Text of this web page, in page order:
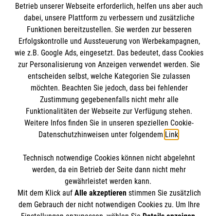
IBAN: DE10 3706 0120 1201 2000 12
BIC: GENODED 1PA7
Newsletter abonnieren
Cookies verwalten|AGB|Impressum|Datenschutz
Barrierefreiheit |Kontakt| Sharepoint|Mediathek
Betrieb unserer Webseite erforderlich, helfen uns aber auch
dabei, unsere Plattform zu verbessern und zusätzliche
Funktionen bereitzustellen. Sie werden zur besseren
Erfolgskontrolle und Aussteuerung von Werbekampagnen,
wie z.B. Google Ads, eingesetzt. Das bedeutet, dass Cookies
zur Personalisierung von Anzeigen verwendet werden. Sie
entscheiden selbst, welche Kategorien Sie zulassen
möchten. Beachten Sie jedoch, dass bei fehlender
Zustimmung gegebenenfalls nicht mehr alle
Funktionalitäten der Webseite zur Verfügung stehen.
Weitere Infos finden Sie in unseren speziellen Cookie-
Datenschutzhinweisen unter folgendem Link.
Technisch notwendige Cookies können nicht abgelehnt
werden, da ein Betrieb der Seite dann nicht mehr
gewährleistet werden kann.
Mit dem Klick auf Alle akzeptierenstimmen Sie zusätzlich
dem Gebrauch der nicht notwendigen Cookies zu. Um Ihre